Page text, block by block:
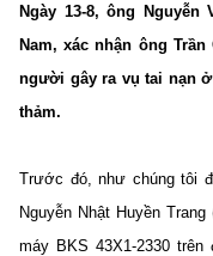
Ngày 13-8, ông
Nam, xác nhận ông
người gây ra vụ tai nạn
thảm.
Trước đó, như chúng tôi
Nguyễn Nhật Huyền
máy BKS 43X1-2330